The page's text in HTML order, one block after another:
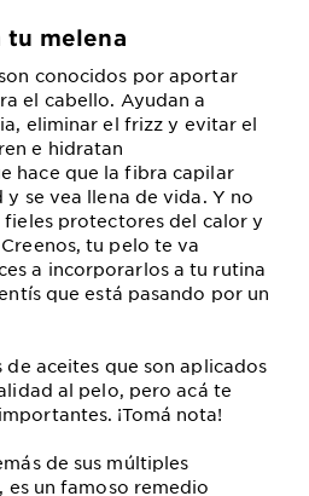
melena
conocidos por aportar
el cabello. Ayudan a
eliminar el frizz y evitar el
e hidratan
hace que la fibra capilar
se vea llena de vida. Y no
fieles protectores del calor y
tu pelo te va
a incorporarlos a tu rutina
que está pasando por un
aceites que son aplicados
al pelo, pero acá te
¡Tomá nota!
de sus múltiples
un famoso remedio